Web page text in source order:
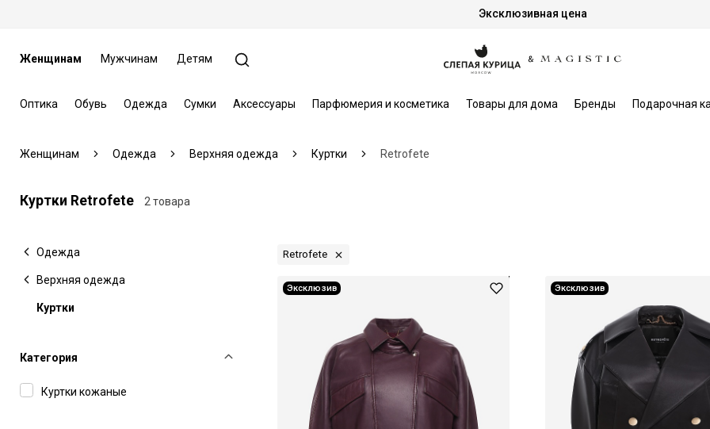
Эксклюзивная цена
Женщинам Мужчинам Детям
Оптика Обувь Одежда Сумки Аксессуары Парфюмерия и косметика Товары для дома Бренды Подарочная
Женщинам Одежда Верхняя одежда Куртки Retrofete
Куртки Retrofete 2 товара
Одежда
Верхняя одежда
Куртки
Категория
Куртки кожаные
Retrofete
Эксклюзив Эксклюзив